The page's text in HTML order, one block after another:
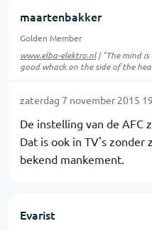
maartenbakker
Golden Member
www.elba-elektro.nl| "The mind is
good whack on the side of the
zaterdag 7 november 2015
De instelling van de AFC
Dat is ook in TV's zonder
bekend mankement.
Evarist